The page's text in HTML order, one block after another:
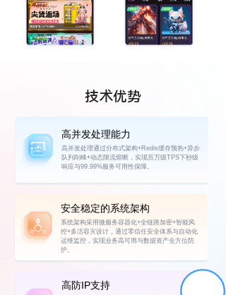
高并发处理能力
高并发处理通过分布式架构+Redis缓存预热+异步
队列削峰+动态限流熔断，实现百万级TPS下秒级
响应与99.99%服务可用性保障。
安全稳定的系统架构
系统架构采用微服务容器化+全链路加密+智能风
控+多活容灾设计，通过零信任安全体系与自动化
运维监控，实现业务高可用与数据资产全方位防
护。
高防IP支持
技术优势